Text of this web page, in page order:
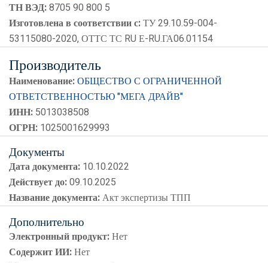
ТН ВЭД:8705 90 800 5
Изготовлена в соответствии с:ТУ 29.10.59-004-
53115080-2020, ОТТС ТС RU Е-RU.ГА06.01154
Производитель
Наименование:ОБЩЕСТВО С ОГРАНИЧЕННОЙ
ОТВЕТСТВЕННОСТЬЮ "МЕГА ДРАЙВ"
ИНН: 5013038508
ОГРН: 1025001629993
Документы
Дата документа: 10.10.2022
Действует до:09.10.2025
Название документа:Акт экспертизы ТПП
Дополнительно
Электронный продукт:Нет
Содержит ИИ:Нет